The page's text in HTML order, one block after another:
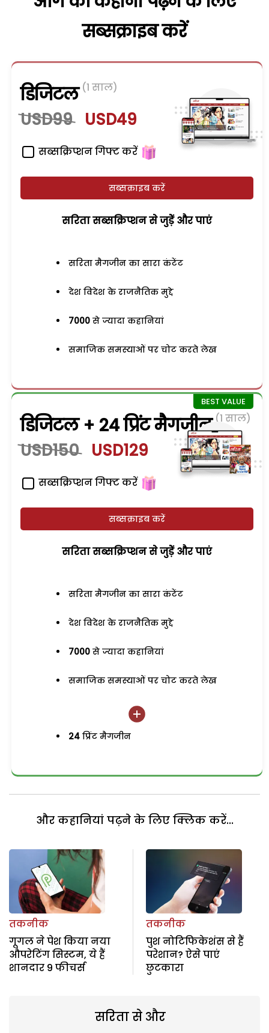
सब्सक्राइब करें
डिजिटल (1 साल)
USD99 USD49
सब्सक्रिप्शन गिफ्ट करें
सब्सक्राइब करें
सरिता सब्सक्रिप्शन से जुड़ेें और पाएं
सरिता मैगजीन का सारा कंटेंट
देश विदेश के राजनैतिक मुद्दे
7000 से ज्यादा कहानियां
समाजिक समस्याओं पर चोट करते लेख
डिजिटल + 24 प्रिंट मैगजीन (1 साल)
USD150 USD129
सब्सक्रिप्शन गिफ्ट करें
सब्सक्राइब करें
सरिता सब्सक्रिप्शन से जुड़ेें और पाएं
सरिता मैगजीन का सारा कंटेंट
देश विदेश के राजनैतिक मुद्दे
7000 से ज्यादा कहानियां
समाजिक समस्याओं पर चोट करते लेख
24 प्रिंट मैगजीन
और कहानियां पढ़ने के लिए क्लिक करें...
तकनीक
गूगल ने पेश किया नया
औपरेटिंग सिस्टम, ये हैं
शानदार 9 फीचर्स
तकनीक
पुश नोटिफिकेशंस से हैं
परेशान? ऐसे पाएं
छुटकारा
सरिता से और